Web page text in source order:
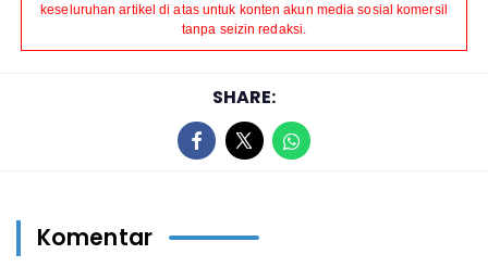
keseluruhan artikel di atas untuk konten akun media sosial komersil
tanpa seizin redaksi.
SHARE:
Komentar